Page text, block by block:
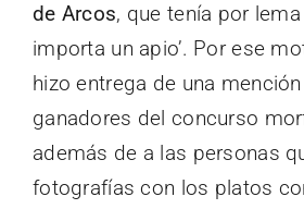
de Arcos, que tenía por lema
importa un apio’. Por ese
hizo entrega de una
ganadores del concurso
además de a las personas
fotografías con los platos